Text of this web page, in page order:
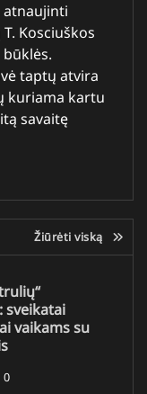
atnaujinti
Kosciuškos
taptų atvira
kuriama kartu
savaitę
Žiūrėti viską
sveikatai
vaikams su
0